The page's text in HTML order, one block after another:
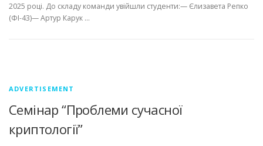
2025 році. До складу команди увійшли студенти:— Єлизавета Репко
(ФІ-43)— Артур Карук …
ADVERTISEMENT
Семінар “Проблеми сучасної
криптології”